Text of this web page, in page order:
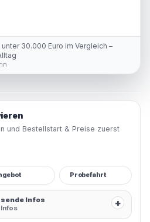
30.000 Euro im Vergleich –
und Bestellstart & Preise zuerst
Probefahrt
Infos
+